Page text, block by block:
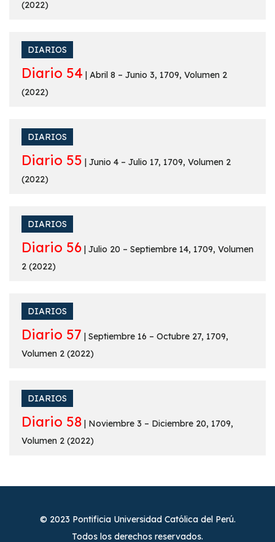
(2022)
DIARIOS
Diario 54 | Abril 8 – Junio 3, 1709, Volumen 2
(2022)
DIARIOS
Diario 55 | Junio 4 – Julio 17, 1709, Volumen 2
(2022)
DIARIOS
Diario 56 | Julio 20 – Septiembre 14, 1709, Volumen
2 (2022)
DIARIOS
Diario 57 | Septiembre 16 – Octubre 27, 1709,
Volumen 2 (2022)
DIARIOS
Diario 58 | Noviembre 3 – Diciembre 20, 1709,
Volumen 2 (2022)
© 2023 Pontificia Universidad Católica del Perú.
Todos los derechos reservados.